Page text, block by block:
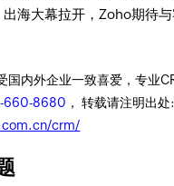
海大幕拉开，Zoho期待与
国内外企业一致喜爱，专业
660-8680 ， 转载请注明出处:
crm/